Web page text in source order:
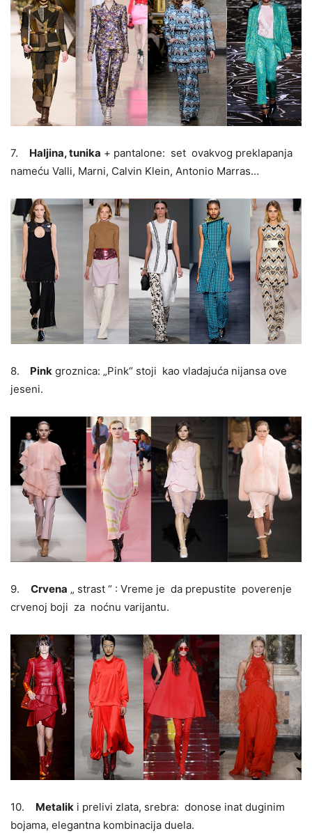
7. Haljina, tunika + pantalone: set ovakvog preklapanja
nameću Valli, Marni, Calvin Klein, Antonio Marras…
8. Pink groznica: „Pink“ stoji kao vladajuća nijansa ove
jeseni.
9. Crvena „ strast “ : Vreme je da prepustite poverenje
crvenoj boji za noćnu varijantu.
10. Metalik i prelivi zlata, srebra: donose inat duginim
bojama, elegantna kombinacija duela.